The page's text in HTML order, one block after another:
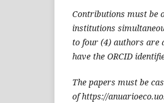
Contributions must be
institutions
to four (4) authors are
have the ORCID
The papers must be
of https://